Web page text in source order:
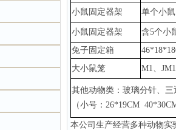
小鼠固定器架 单个小
小鼠固定器架 含5个小
兔子固定箱
大小鼠笼
M1、
其他动物类：玻璃分针、
（小号： 26*19CM
本公司生产经营多种动物